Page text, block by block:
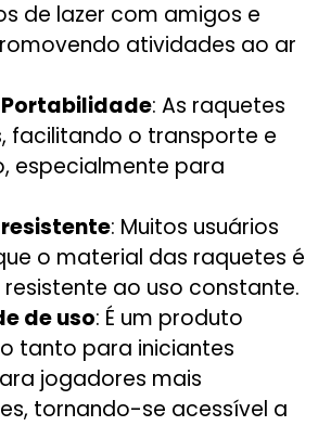
de lazer com amigos e
atividades ao ar
Portabilidade: As raquetes
facilitando o transporte e
especialmente para
: Muitos usuários
o material das raquetes é
resistente ao uso constante.
de uso: É um produto
tanto para iniciantes
jogadores mais
tornando-se acessível a